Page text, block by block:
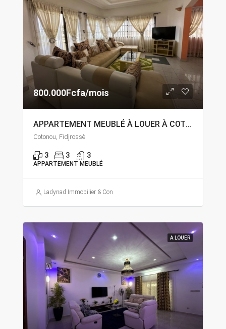
800.000Fcfa/mois
APPARTEMENT MEUBLÉ À LOUER À COTONOU FIDJROSSÈ
Cotonou, Fidjrossè
3 3 3
APPARTEMENT MEUBLÉ
Ladynad Immobilier & Construction
A LOUER